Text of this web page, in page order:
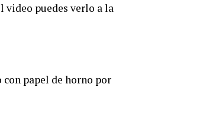
video puedes verlo a la
con papel de horno por